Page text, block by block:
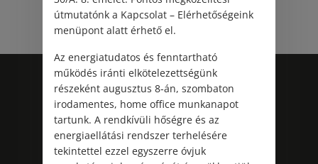
útmutatónk a Kapcsolat – Elérhetőségeink
menüpont alatt érhető el.
Az energiatudatos és fenntartható
működés iránti elkötelezettségünk
részeként augusztus 8-án, szombaton
irodamentes, home office munkanapot
tartunk. A rendkívüli hőségre és az
energiaellátási rendszer terhelésére
tekintettel ezzel egyszerre óvjuk